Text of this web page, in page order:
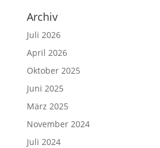
Archiv
Juli 2026
April 2026
Oktober 2025
Juni 2025
März 2025
November 2024
Juli 2024